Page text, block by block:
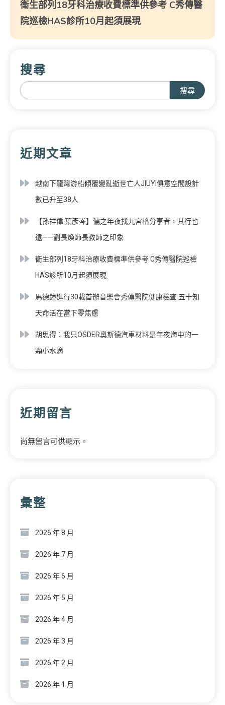
衛生部列18牙科治療收費標準供參考 C秀傳醫
院巡檢HAS診所10月起須展現
搜尋
搜尋
近期文章
越南下龍灣游船傾覆變亂逝世亡人JIUYI俱意空間設計
數已升至38人
【孫祥偉 葉彥岑】儒之年夜找九宮格分享者，其行也
遠——劉長煥師長教師之印象
衛生部列18牙科治療收費標準供參考 C秀傳醫院巡檢
HAS診所10月起須展現
馬德鐘進行30載首辦音樂會秀傳醫院健康檢查 五十知
天命活在當下零焦慮
胡思得：我只OSDER奧斯德汽車材料是年夜海中的一
顆小水滴
近期留言
尚無留言可供顯示。
彙整
2026 年 8 月
2026 年 7 月
2026 年 6 月
2026 年 5 月
2026 年 4 月
2026 年 3 月
2026 年 2 月
2026 年 1 月